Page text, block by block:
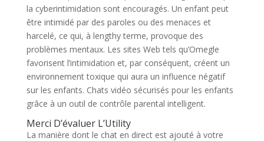
la cyberintimidation sont encouragés. Un enfant peut
être intimidé par des paroles ou des menaces et
harcelé, ce qui, à lengthy terme, provoque des
problèmes mentaux. Les sites Web tels qu’Omegle
favorisent l’intimidation et, par conséquent, créent un
environnement toxique qui aura un influence négatif
sur les enfants. Chats vidéo sécurisés pour les enfants
grâce à un outil de contrôle parental intelligent.
Merci D’évaluer L’Utility
La manière dont le chat en direct est ajouté à votre